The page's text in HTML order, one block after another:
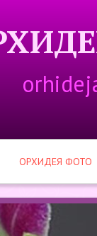
ОРХИДЕЯ ФОТО